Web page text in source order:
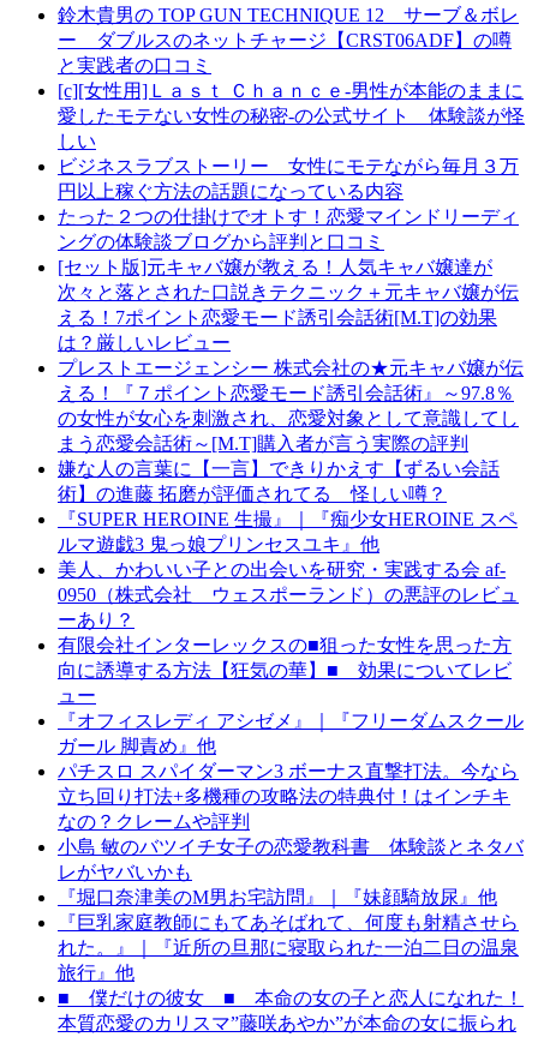
鈴木貴男の TOP GUN TECHNIQUE 12 サーブ＆ボレ
ー ダブルスのネットチャージ【CRST06ADF】の噂
と実践者の口コミ
[c][女性用]Ｌａｓｔ Ｃｈａｎｃｅ-男性が本能のままに
愛したモテない女性の秘密-の公式サイト 体験談が怪
しい
ビジネスラブストーリー 女性にモテながら毎月３万
円以上稼ぐ方法の話題になっている内容
たった２つの仕掛けでオトす！恋愛マインドリーディ
ングの体験談ブログから評判と口コミ
[セット版]元キャバ嬢が教える！人気キャバ嬢達が
次々と落とされた口説きテクニック＋元キャバ嬢が伝
える！7ポイント恋愛モード誘引会話術[M.T]の効果
は？厳しいレビュー
プレストエージェンシー 株式会社の★元キャバ嬢が伝
える！『７ポイント恋愛モード誘引会話術』～97.8％
の女性が女心を刺激され、恋愛対象として意識してし
まう恋愛会話術～[M.T]購入者が言う実際の評判
嫌な人の言葉に【一言】できりかえす【ずるい会話
術】の進藤 拓磨が評価されてる 怪しい噂？
『SUPER HEROINE 生撮』｜『痴少女HEROINE スペ
ルマ遊戯3 鬼っ娘プリンセスユキ』他
美人、かわいい子との出会いを研究・実践する会 af-
0950（株式会社 ウェスポーランド）の悪評のレビュ
ーあり？
有限会社インターレックスの■狙った女性を思った方
向に誘導する方法【狂気の華】■ 効果についてレビ
ュー
『オフィスレディ アシゼメ』｜『フリーダムスクール
ガール 脚責め』他
パチスロ スパイダーマン3 ボーナス直撃打法。今なら
立ち回り打法+多機種の攻略法の特典付！はインチキ
なの？クレームや評判
小島 敏のバツイチ女子の恋愛教科書 体験談とネタバ
レがヤバいかも
『堀口奈津美のM男お宅訪問』｜『妹顔騎放尿』他
『巨乳家庭教師にもてあそばれて、何度も射精させら
れた。』｜『近所の旦那に寝取られた一泊二日の温泉
旅行』他
■ 僕だけの彼女 ■ 本命の女の子と恋人になれた！
本質恋愛のカリスマ”藤咲あやか”が本命の女に振られ